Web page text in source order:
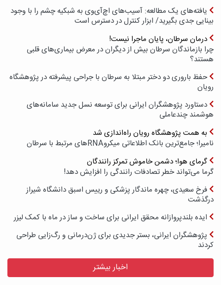
یافته‌های یک مطالعه: آسیب‌های اچ‌آی‌وی به شبکیه چشم را با وجود
بینایی جدی بگیرید/ ابزار کنترل در دسترس است
درمان سرطان، پایان ماجرا نیست!
چرا بازماندگان سرطان بیش از دیگران در معرض بیماری‌های قلبی
هستند؟
حفظ باروری دو دختر مبتلا به سرطان با جراحی پیشرفته در پژوهشگاه
رویان
دستاورد پژوهشگران ایرانی برای توسعه نسل جدید سامانه‌های
هوشمند چندعاملی
به همت پژوهشگاه رویان راه‌اندازی شد
نامیرا؛ جامع‌ترین بانک اطلاعاتی میکروRNAهای مرتبط با سرطان
گرمای هوا؛ دشمن خاموش تمرکز رانندگان
گرما می‌تواند خطر تصادفات رانندگی را افزایش دهد!
فرخ سعیدی، چهره ماندگار پزشکی و رییس اسبق دانشگاه شیراز
درگذشت
ایده بلندپروازانه محقق ایرانی برای ساخت و ساز در ماه با کمک لیزر
پژوهشگران ایرانی، بستر جدیدی برای ژن‌درمانی و رگ‌زایی طراحی
کردند
اخبار بیشتر